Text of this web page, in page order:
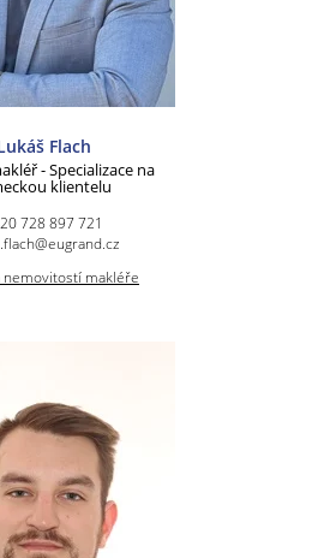
Flach
- Specializace na
klientelu
728 897 721
nemovitostí makléře